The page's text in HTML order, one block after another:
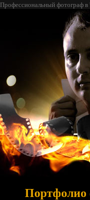
Профессиональный фотограф
Портфолио